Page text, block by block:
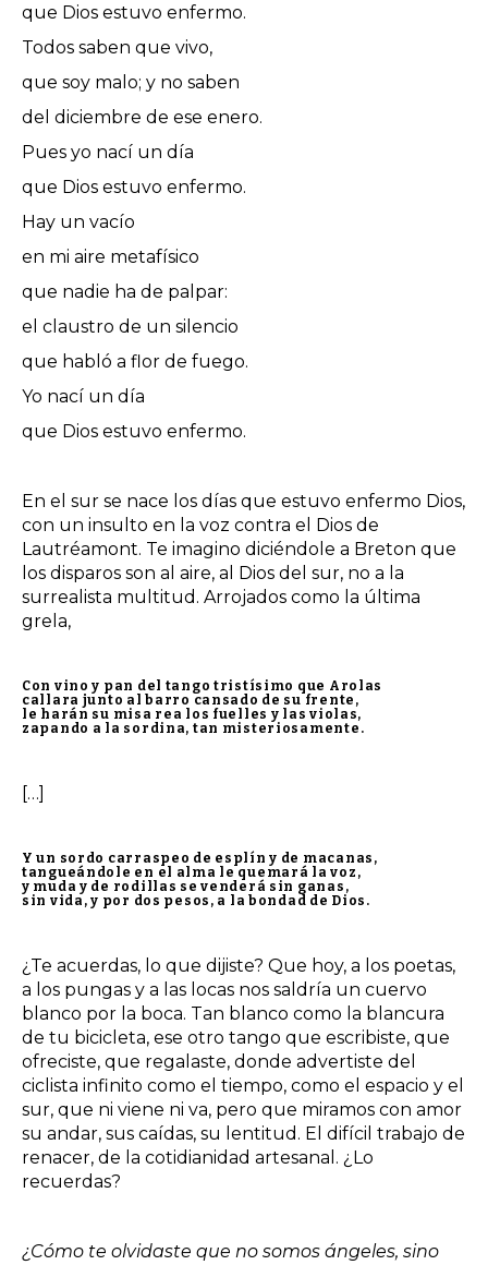
que Dios estuvo enfermo.
Todos saben que vivo,
que soy malo; y no saben
del diciembre de ese enero.
Pues yo nací un día
que Dios estuvo enfermo.
Hay un vacío
en mi aire metafísico
que nadie ha de palpar:
el claustro de un silencio
que habló a flor de fuego.
Yo nací un día
que Dios estuvo enfermo.
En el sur se nace los días que estuvo enfermo Dios,
con un insulto en la voz contra el Dios de
Lautréamont. Te imagino diciéndole a Breton que
los disparos son al aire, al Dios del sur, no a la
surrealista multitud. Arrojados como la última
grela,
Con vino y pan del tango tristísimo que Arolas
callara junto al barro cansado de su frente,
le harán su misa rea los fuelles y las violas,
zapando a la sordina, tan misteriosamente.
[…]
Y un sordo carraspeo de esplín y de macanas,
tangueándole en el alma le quemará la voz,
y muda y de rodillas se venderá sin ganas,
sin vida, y por dos pesos, a la bondad de Dios.
¿Te acuerdas, lo que dijiste? Que hoy, a los poetas,
a los pungas y a las locas nos saldría un cuervo
blanco por la boca. Tan blanco como la blancura
de tu bicicleta, ese otro tango que escribiste, que
ofreciste, que regalaste, donde advertiste del
ciclista infinito como el tiempo, como el espacio y el
sur, que ni viene ni va, pero que miramos con amor
su andar, sus caídas, su lentitud. El difícil trabajo de
renacer, de la cotidianidad artesanal. ¿Lo
recuerdas?
¿Cómo te olvidaste que no somos ángeles, sino